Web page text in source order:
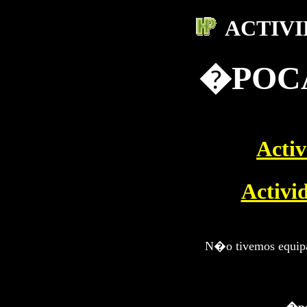
N�o tivemos